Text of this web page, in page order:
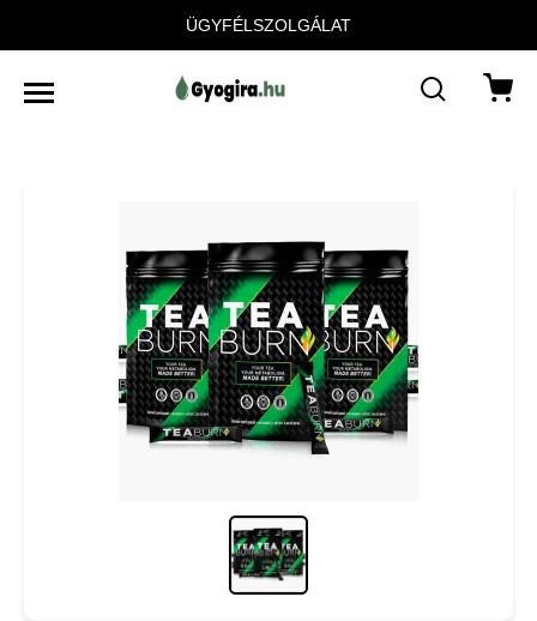
ÜGYFÉLSZOLGÁLAT